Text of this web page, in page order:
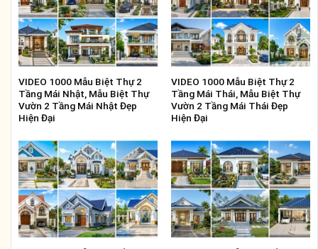
VIDEO 1000 Mẫu Biệt Thự 2
Tầng Mái Nhật, Mẫu Biệt Thự
Vườn 2 Tầng Mái Nhật Đẹp
Hiện Đại
VIDEO 1000 Mẫu Biệt Thự 2
Tầng Mái Thái, Mẫu Biệt Thự
Vườn 2 Tầng Mái Thái Đẹp
Hiện Đại